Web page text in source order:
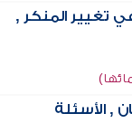
تغيير المنكر ,
, الأسئلة